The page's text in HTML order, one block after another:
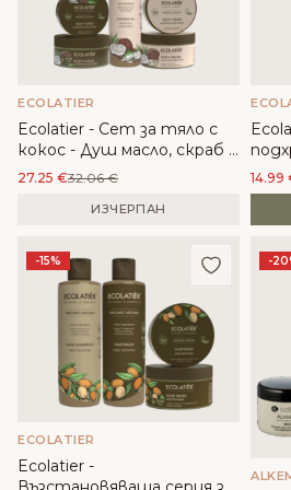
ECOLATIER
Ecolatier - Сет за тяло с
кокос - Душ масло, скраб и
масло за тяло
27.25 €32.06€
ИЗЧЕРПАН
и
14.99
-15% Добави
ECOLATIER
Ecolatier -
-